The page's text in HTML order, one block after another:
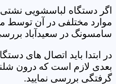
اگر دستگاه لباسشویی
موارد مختلفی در آن توسط
سامسونگ در سعیدآباد
در ابتدا باید اتصال های
بعدی لازم است که درون
گرفتگی بررسی نمایید.